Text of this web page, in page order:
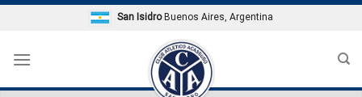
Skip
San IsidroBuenos Aires, Argentina